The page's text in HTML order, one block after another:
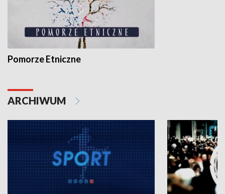
Pomorze Etniczne
ARCHIWUM